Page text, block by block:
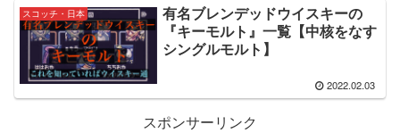
スコッチ・日本
有名ブレンデッドウイスキーの
『キーモルト』一覧【中核をなす
シングルモルト】
2022.02.03
スポンサーリンク